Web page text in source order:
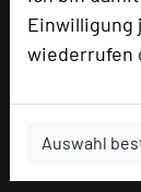
Einwilligung
wiederrufen